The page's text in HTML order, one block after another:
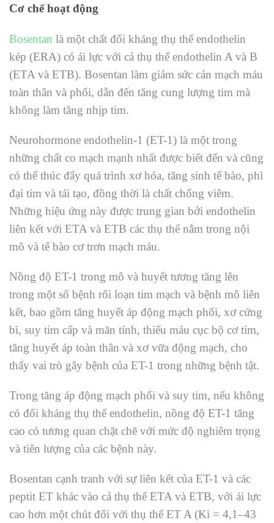
Cơ chế hoạt động
Bosentan là một chất đối kháng thụ thể endothelin
kép (ERA) có ái lực với cả thụ thể endothelin A và B
(ETA và ETB). Bosentan làm giảm sức cản mạch máu
toàn thân và phổi, dẫn đến tăng cung lượng tim mà
không làm tăng nhịp tim.
Neurohormone endothelin-1 (ET-1) là một trong
những chất co mạch mạnh nhất được biết đến và cũng
có thể thúc đẩy quá trình xơ hóa, tăng sinh tế bào, phì
đại tim và tái tạo, đồng thời là chất chống viêm.
Những hiệu ứng này được trung gian bởi endothelin
liên kết với ETA và ETB các thụ thể nằm trong nội
mô và tế bào cơ trơn mạch máu.
Nồng độ ET-1 trong mô và huyết tương tăng lên
trong một số bệnh rối loạn tim mạch và bệnh mô liên
kết, bao gồm tăng huyết áp động mạch phổi, xơ cứng
bì, suy tim cấp và mãn tính, thiếu máu cục bộ cơ tim,
tăng huyết áp toàn thân và xơ vữa động mạch, cho
thấy vai trò gây bệnh của ET-1 trong những bệnh tật.
Trong tăng áp động mạch phổi và suy tim, nếu không
có đối kháng thụ thể endothelin, nồng độ ET-1 tăng
cao có tương quan chặt chẽ với mức độ nghiêm trọng
và tiên lượng của các bệnh này.
Bosentan cạnh tranh với sự liên kết của ET-1 và các
peptit ET khác vào cả thụ thể ETA và ETB, với ái lực
cao hơn một chút đối với thụ thể ET A (Ki = 4,1–43